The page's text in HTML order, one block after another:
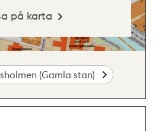
på karta
(Gamla stan)